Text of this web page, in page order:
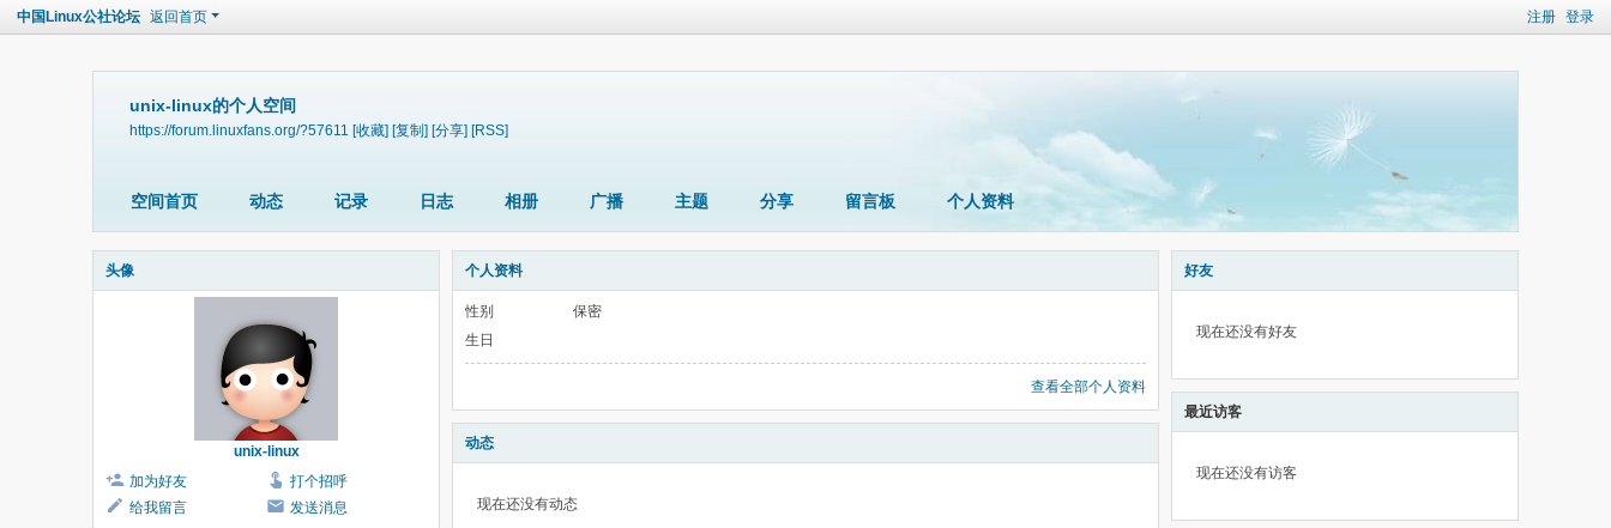
注册 登录
中国Linux公社论坛 返回首页
unix-linux的个人空间
https://forum.linuxfans.org/?57611 [收藏] [复制] [分享] [RSS]
空间首页 动态 记录 日志 相册 广播 主题 分享 留言板 个人资料
头像
unix-linux
加为好友
打个招呼
给我留言
发送消息
个人资料
性别
保密
生日
查看全部个人资料
动态
现在还没有动态
好友
现在还没有好友
最近访客
现在还没有访客